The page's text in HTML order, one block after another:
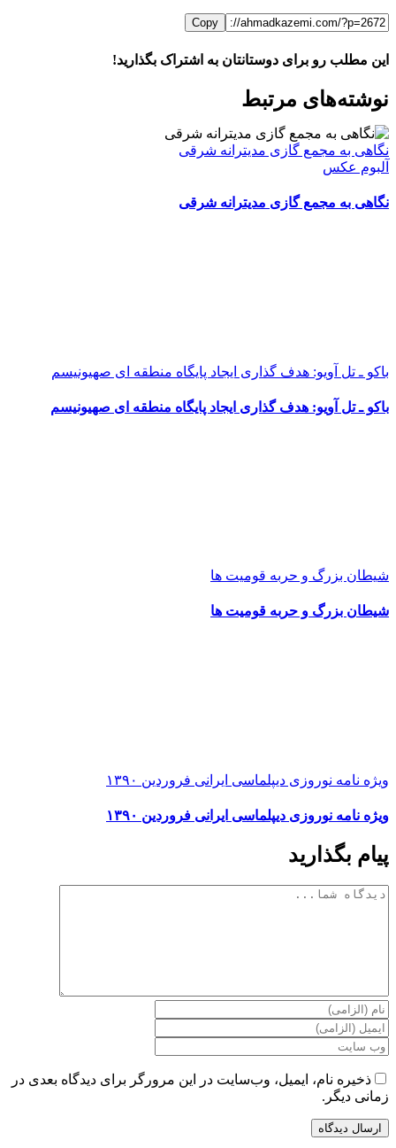
Copy
این مطلب رو برای دوستانتان به اشتراک بگذارید!
FacebookX
LinkedIn
WhatsApp
Telegram
ایمیل
نوشته‌‌های مرتبط
نگاهی به مجمع گازی مدیترانه شرقی
آلبوم عکس
نگاهی به مجمع گازی مدیترانه شرقی
باکو ـ تل آویو: هدف گذاری ایجاد پایگاه منطقه ای صهیونیسم
باکو ـ تل آویو: هدف گذاری ایجاد پایگاه منطقه ای صهیونیسم
شیطان بزرگ و حربه قومیت ها
شیطان بزرگ و حربه قومیت ها
ویژه نامه نوروزی دیپلماسی ایرانی فروردین ۱۳۹۰
ویژه نامه نوروزی دیپلماسی ایرانی فروردین ۱۳۹۰
پیام بگذارید
دیدگاه
ذخیره نام، ایمیل، وب‌سایت در این مرورگر برای دیدگاه بعدی در
زمانی دیگر.